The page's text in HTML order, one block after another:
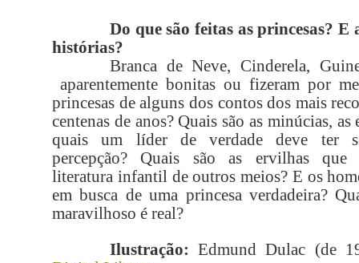
Do que são feitas as princesas? E
histórias?
Branca de Neve, Cinderela,
aparentemente bonitas ou fizeram por
princesas de alguns dos contos dos mais
centenas de anos? Quais são as minúcias,
quais um líder de verdade deve ter
percepção? Quais são as ervilhas que
literatura infantil de outros meios? E os
em busca de uma princesa verdadeira?
maravilhoso é real?
Ilustração: Edmund Dulac (de